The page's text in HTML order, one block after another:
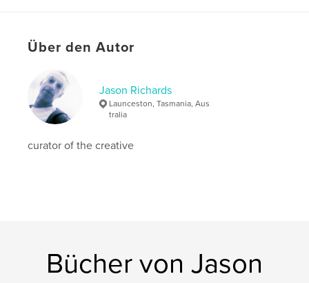
Über den Autor
Jason Richards
Launceston, Tasmania, Aus
tralia
curator of the creative
Bücher von Jason